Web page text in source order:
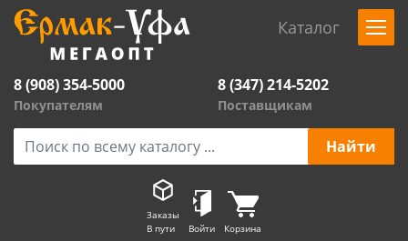
Каталог
8 (908) 354-5000
Покупателям
8 (347) 214-5202
Поставщикам
Заказы
В пути
Войти Корзина